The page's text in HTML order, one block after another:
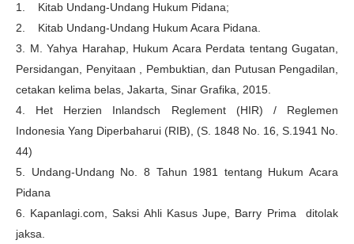
1. Kitab Undang-Undang Hukum Pidana;
2. Kitab Undang-Undang Hukum Acara Pidana.
3. M. Yahya Harahap, Hukum Acara Perdata tentang Gugatan,
Persidangan, Penyitaan , Pembuktian, dan Putusan Pengadilan,
cetakan kelima belas, Jakarta, Sinar Grafika, 2015.
4. Het Herzien Inlandsch Reglement (HIR) / Reglemen
Indonesia Yang Diperbaharui (RIB), (S. 1848 No. 16, S.1941 No.
44)
5. Undang-Undang No. 8 Tahun 1981 tentang Hukum Acara
Pidana
6. Kapanlagi.com, Saksi Ahli Kasus Jupe, Barry Prima ditolak
jaksa.